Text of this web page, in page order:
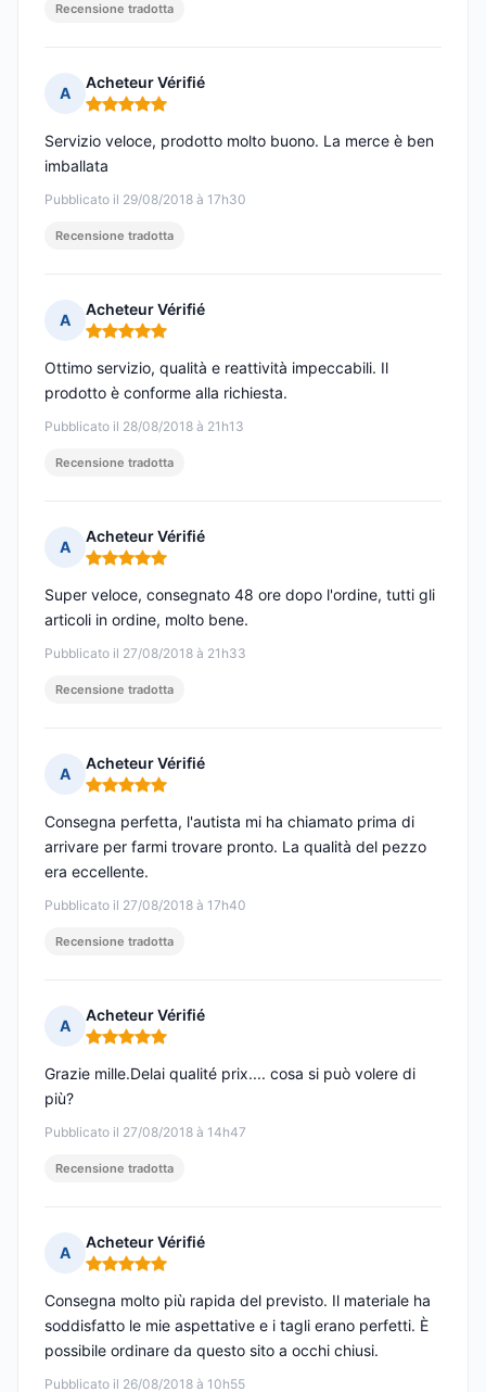
Recensione tradotta
A
Acheteur Vérifié
Nota: 5 su 5
Pubblicato il 29/08/2018 à 17h30
Servizio veloce, prodotto molto buono. La merce è ben
imballata
Recensione tradotta
A
Acheteur Vérifié
Nota: 5 su 5
Pubblicato il 28/08/2018 à 21h13
Ottimo servizio, qualità e reattività impeccabili. Il
prodotto è conforme alla richiesta.
Recensione tradotta
A
Acheteur Vérifié
Nota: 5 su 5
Pubblicato il 27/08/2018 à 21h33
Super veloce, consegnato 48 ore dopo l'ordine, tutti gli
articoli in ordine, molto bene.
Recensione tradotta
A
Acheteur Vérifié
Nota: 5 su 5
Pubblicato il 27/08/2018 à 17h40
Consegna perfetta, l'autista mi ha chiamato prima di
arrivare per farmi trovare pronto. La qualità del pezzo
era eccellente.
Recensione tradotta
A
Acheteur Vérifié
Nota: 5 su 5
Pubblicato il 27/08/2018 à 14h47
Grazie mille.Delai qualité prix.... cosa si può volere di
più?
Recensione tradotta
A
Acheteur Vérifié
Nota: 5 su 5
Pubblicato il 26/08/2018 à 10h55
Consegna molto più rapida del previsto. Il materiale ha
soddisfatto le mie aspettative e i tagli erano perfetti. È
possibile ordinare da questo sito a occhi chiusi.